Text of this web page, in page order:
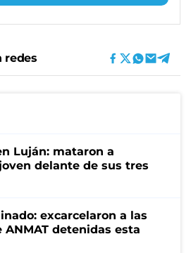
redes
Luján: mataron a
delante de sus tres
excarcelaron a las
detenidas esta